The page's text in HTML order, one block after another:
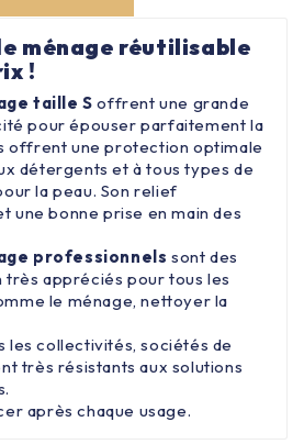
ménage réutilisable
!
taille S offrent une grande
pour épouser parfaitement la
offrent une protection optimale
détergents et à tous types de
la peau. Son relief
une bonne prise en main des
professionnels sont des
très appréciés pour tous les
le ménage, nettoyer la
les collectivités, sociétés de
très résistants aux solutions
après chaque usage.